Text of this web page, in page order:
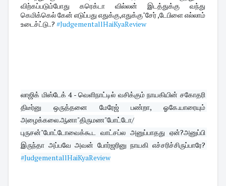
விற்கப்படும்போது கரெக்டா வில்லன் இடத்துக்கு வந்து
கெமிக்கெல் கேன் எடுப்பது எதுக்கு,எதுக்கு"சேர் ,டேபிளை எல்லாம்
உடைச்ட்டு..? #JudgementallHaiKyaReview
லாஜிக் மிஸ்டேக் 4 - வெளிநாட்டில் வசிக்கும் நாயகியின் சகோதரி
திடீர்னு ஒருத்தனை மேரேஜ் பண்றா, ஓகே.யாரையும்
அழைக்கலை.ஆனா"திருமண"போட்டோ/
புருசன்"போட்டோவைக்கூட வாட்சப்ல அனுப்பாதது ஏன்?அனுப்பி
#JudgementallHaiKyaReview